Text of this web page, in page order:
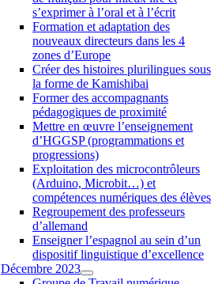
s’exprimer à l’oral et à l’écrit
Formation et adaptation des
nouveaux directeurs dans les 4
zones d’Europe
Créer des histoires plurilingues sous
la forme de Kamishibai
Former des accompagnants
pédagogiques de proximité
Mettre en œuvre l’enseignement
d’HGGSP (programmations et
progressions)
Exploitation des microcontrôleurs
(Arduino, Microbit…) et
compétences numériques des élèves
Regroupement des professeurs
d’allemand
Enseigner l’espagnol au sein d’un
dispositif linguistique d’excellence
Décembre 2023